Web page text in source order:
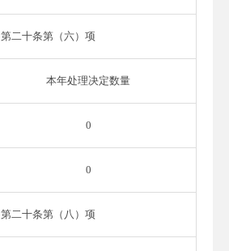
第二十条第（六）项
本年处理决定数量
0
0
第二十条第（八）项